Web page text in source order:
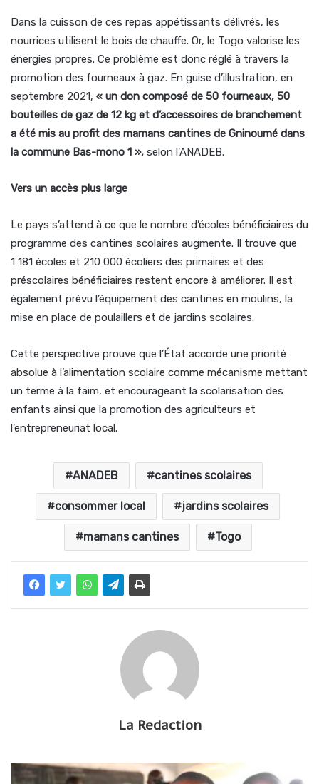
Dans la cuisson de ces repas appétissants délivrés, les
nourrices utilisent le bois de chauffe. Or, le Togo valorise les
énergies propres. Ce problème est donc réglé à travers la
promotion des fourneaux à gaz. En guise d’illustration, en
septembre 2021, « un don composé de 50 fourneaux, 50
bouteilles de gaz de 12 kg et d’accessoires de branchement
a été mis au profit des mamans cantines de Gninoumé dans
la commune Bas-mono 1 », selon l’ANADEB.
Vers un accès plus large
Le pays s’attend à ce que le nombre d’écoles bénéficiaires du
programme des cantines scolaires augmente. Il trouve que
1 181 écoles et 210 000 écoliers des primaires et des
préscolaires bénéficiaires restent encore à améliorer. Il est
également prévu l’équipement des cantines en moulins, la
mise en place de poulaillers et de jardins scolaires.
Cette perspective prouve que l’État accorde une priorité
absolue à l’alimentation scolaire comme mécanisme mettant
un terme à la faim, et encourageant la scolarisation des
enfants ainsi que la promotion des agriculteurs et
l’entrepreneuriat local.
ANADEB cantines scolaires
consommer local jardins scolaires
mamans cantines Togo
La Redaction